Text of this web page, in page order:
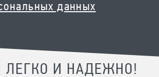
данных
ЛЕГКО И НАДЕЖНО!